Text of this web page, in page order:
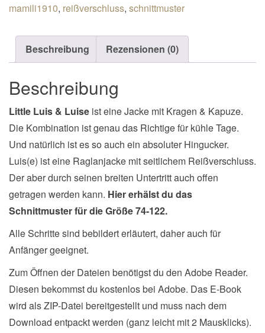
mamili1910, reißverschluss, schnittmuster
Beschreibung Rezensionen (0)
Beschreibung
Little Luis & Luise ist eine Jacke mit Kragen & Kapuze.
Die Kombination ist genau das Richtige für kühle Tage.
Und natürlich ist es so auch ein absoluter Hingucker.
Luis(e) ist eine Raglanjacke mit seitlichem Reißverschluss.
Der aber durch seinen breiten Untertritt auch offen
getragen werden kann. Hier erhälst du das
Schnittmuster für die Größe 74-122.
Alle Schritte sind bebildert erläutert, daher auch für
Anfänger geeignet.
Zum Öffnen der Dateien benötigst du den Adobe Reader.
Diesen bekommst du kostenlos bei Adobe. Das E-Book
wird als ZIP-Datei bereitgestellt und muss nach dem
Download entpackt werden (ganz leicht mit 2 Mausklicks).